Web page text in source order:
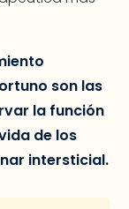
son las
la función
de los
intersticial.